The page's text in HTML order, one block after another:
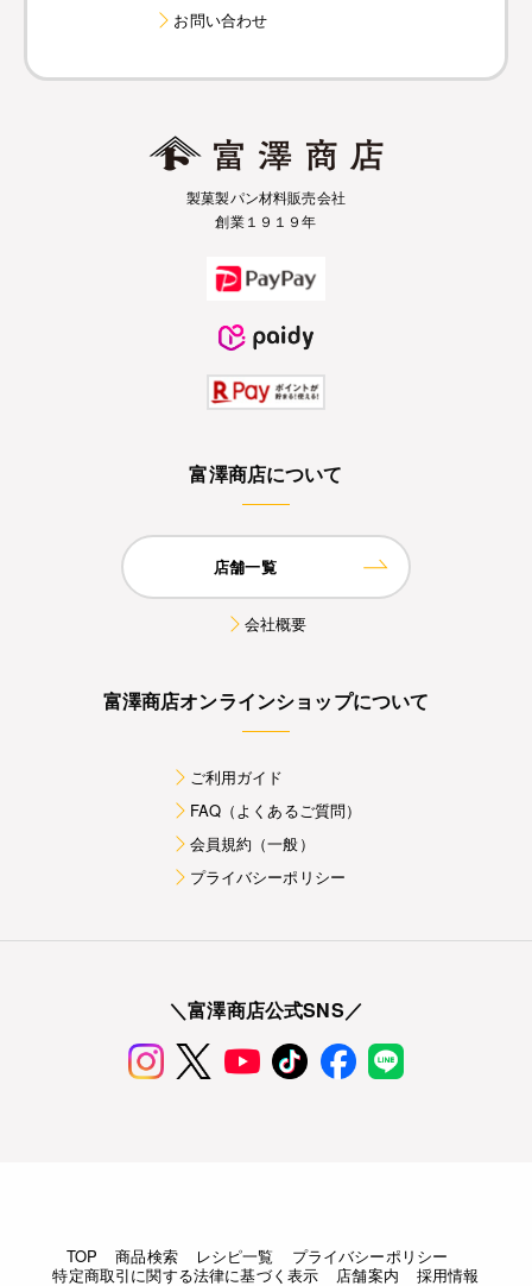
お問い合わせ
製菓製パン材料販売会社
創業１９１９年
富澤商店について
店舗一覧
会社概要
富澤商店オンラインショップについて
ご利用ガイド
FAQ（よくあるご質問）
会員規約（一般）
プライバシーポリシー
＼富澤商店公式SNS／
TOP 商品検索 レシピ一覧
プライバシーポリシー
特定商取引に関する法律に基づく表示
店舗案内 採用情報